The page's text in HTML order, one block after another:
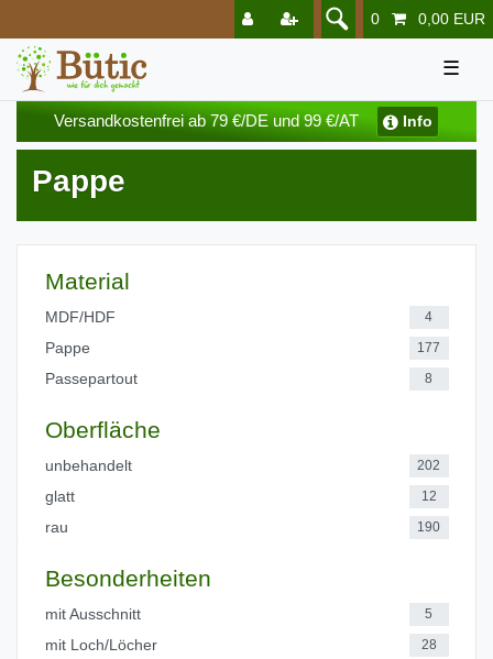
0 0,00 EUR
☰
Versandkostenfrei ab 79 €/DE und 99 €/AT Info
Pappe
Material
MDF/HDF 4
Pappe 177
Passepartout 8
Oberfläche
unbehandelt 202
glatt 12
rau 190
Besonderheiten
mit Ausschnitt 5
mit Loch/Löcher 28